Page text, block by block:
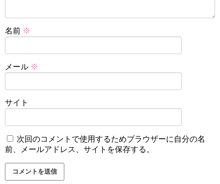
名前 ※
メール ※
サイト
次回のコメントで使用するためブラウザーに自分の名
前、メールアドレス、サイトを保存する。